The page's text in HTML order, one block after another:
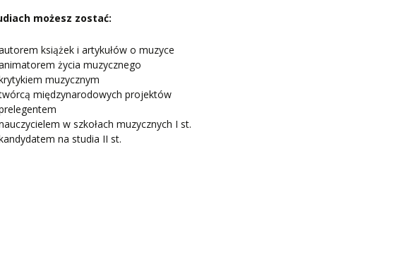
możesz zostać:
książek i artykułów o muzyce
życia muzycznego
muzycznym
międzynarodowych projektów
w szkołach muzycznych I st.
na studia II st.